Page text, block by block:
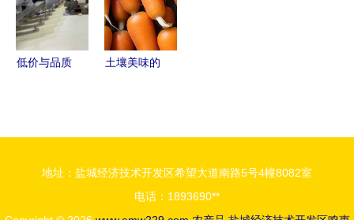
的安全”
低价与品质
农产品引领
土壤美味的
地址：盐城经济技术开发区希望大道南路5号4幢8082室
电话：1893690**